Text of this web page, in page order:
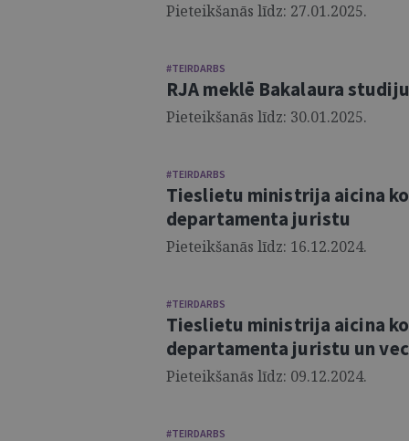
Pieteikšanās līdz: 27.01.2025.
#TEIRDARBS
RJA meklē Bakalaura
Pieteikšanās līdz: 30.01.2025.
#TEIRDARBS
Tieslietu ministrija aicina
departamenta juristu
Pieteikšanās līdz: 16.12.2024.
#TEIRDARBS
Tieslietu ministrija aicina
departamenta juristu un
Pieteikšanās līdz: 09.12.2024.
#TEIRDARBS